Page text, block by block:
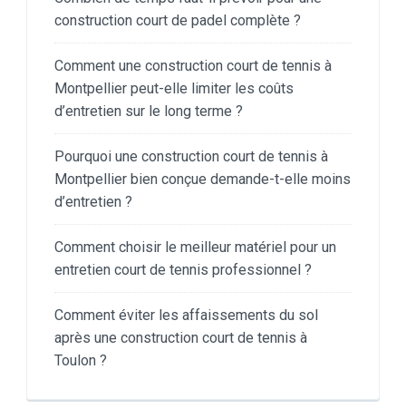
construction court de padel complète ?
Comment une construction court de tennis à
Montpellier peut-elle limiter les coûts
d’entretien sur le long terme ?
Pourquoi une construction court de tennis à
Montpellier bien conçue demande-t-elle moins
d’entretien ?
Comment choisir le meilleur matériel pour un
entretien court de tennis professionnel ?
Comment éviter les affaissements du sol
après une construction court de tennis à
Toulon ?